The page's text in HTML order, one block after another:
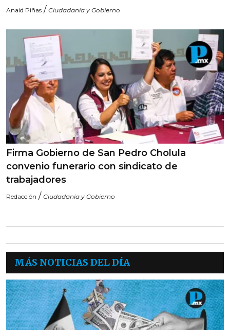
Anaid Piñas / Ciudadanía y Gobierno
Firma Gobierno de San Pedro Cholula
convenio funerario con sindicato de
trabajadores
Redacción / Ciudadanía y Gobierno
MÁS NOTICIAS DEL DÍA